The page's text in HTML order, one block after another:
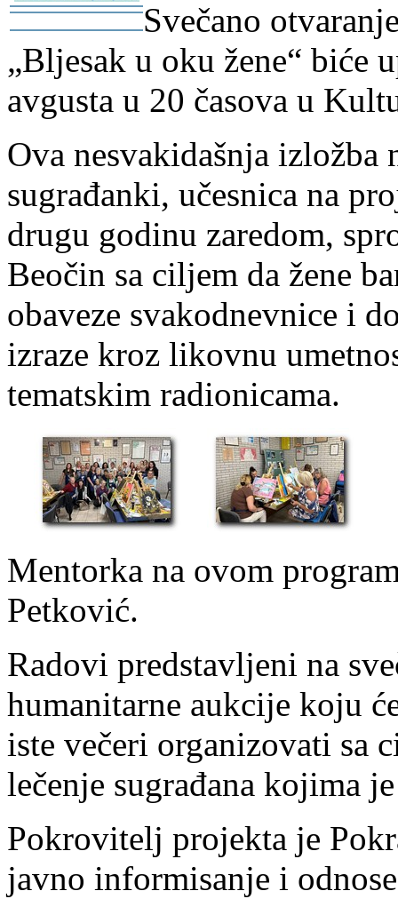
-
Svečano
„Bljesak u oku žene“ biće
avgusta u 20 časova u
Ova nesvakidašnja izložba
sugrađanki, učesnica na
drugu godinu zaredom,
Beočin sa ciljem da žene
obaveze svakodnevnice i
izraze kroz likovnu
tematskim radionicama.
Mentorka na ovom
Petković.
Radovi predstavljeni na
humanitarne aukcije koju
iste večeri organizovati sa
lečenje sugrađana kojima
Pokrovitelj projekta je
javno informisanje i